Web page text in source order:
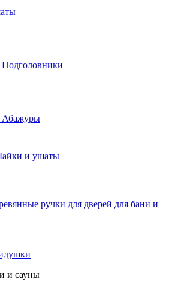
Подголовники
Абажуры
и ушаты
ручки для дверей для бани и
и сауны